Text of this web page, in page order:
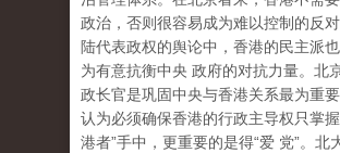
政治，否则很容易成为难以控制的反
陆代表政权的舆论中，香港的民主派
为有意抗衡中央 政府的对抗力量。北
政长官是巩固中央与香港关系最为重要
认为必须确保香港的行政主导权只掌
港者”手中，更重要的是得“爱 党”。北